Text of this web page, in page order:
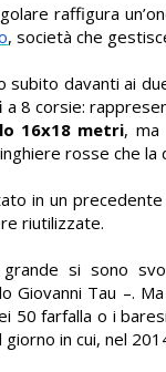
raffigura
, società che
subito davanti ai
a 8 corsie:
16x18 metri, ma
rosse che la
in un
riutilizzate.
si sono
Giovanni Tau –.
50 farfalla o i baresi
in cui, nel